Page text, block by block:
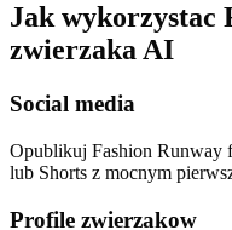
Jak wykorzystac
zwierzaka AI
Social media
Opublikuj Fashion Runway
lub Shorts z mocnym
Profile zwierzakow